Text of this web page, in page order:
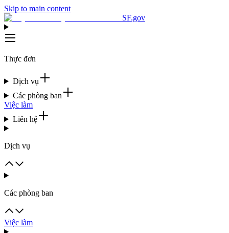
Skip to main content
SF.gov
Thực đơn
Dịch vụ
Các phòng ban
Việc làm
Liên hệ
Dịch vụ
Các phòng ban
Việc làm